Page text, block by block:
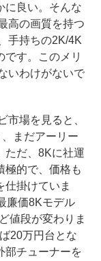
に良い。そんな
高の画質を持つ
手持ちの2K/4K
です。このメリ
いわけがないで
市場を見ると、
まだアーリー
ただ、8Kに社運
極的で、価格も
仕掛けていま
廉価8Kモデル
値段が変わりま
20万円台とな
部チューナーを